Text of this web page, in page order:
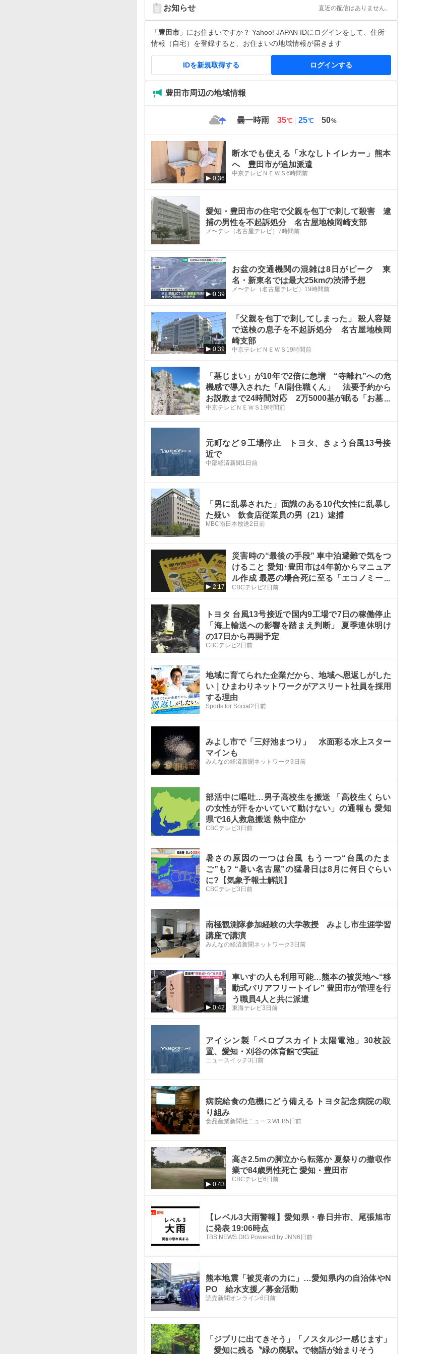
お知らせ 直近の配信はありません。
「豊田市 」にお住まいですか？ Yahoo! JAPAN IDにログインをして、住所
情報（自宅）を登録すると、お住まいの地域情報が届きます
IDを新規取得する ログインする
豊田市周辺の地域情報
曇一時雨
最
35℃
最
25℃ 50%
0:36
断水でも使える「水なしトイレカー」熊本
へ 豊田市が追加派遣
中京テレビＮＥＷＳ 6時間前
愛知・豊田市の住宅で父親を包丁で刺して殺害 逮
捕の男性を不起訴処分 名古屋地検岡崎支部
メ〜テレ（名古屋テレビ） 7時間前
0:39
お盆の交通機関の混雑は8日がピーク 東
名・新東名では最大25kmの渋滞予想
メ〜テレ（名古屋テレビ） 19時間前
0:39
「父親を包丁で刺してしまった」 殺人容疑
で送検の息子を不起訴処分 名古屋地検岡
崎支部
中京テレビＮＥＷＳ 19時間前
「墓じまい」が10年で2倍に急増 “寺離れ”への危
機感で導入された「AI副住職くん」 法要予約から
お説教まで24時間対応 2万5000基が眠る「お墓の
お墓」にも変化が
中京テレビＮＥＷＳ 19時間前
元町など９工場停止 トヨタ、きょう台風13号接
近で
中部経済新聞1日前
「男に乱暴された」面識のある10代女性に乱暴し
た疑い 飲食店従業員の男（21）逮捕
MBC南日本放送2日前
2:17
災害時の“最後の手段” 車中泊避難で気をつ
けること 愛知･豊田市は4年前からマニュア
ル作成 最悪の場合死に至る「エコノミーク
ラス症候群」にならないために
CBCテレビ2日前
トヨタ 台風13号接近で国内9工場で7日の稼働停止
「海上輸送への影響を踏まえ判断」 夏季連休明け
の17日から再開予定
CBCテレビ2日前
地域に育てられた企業だから、地域へ恩返しがした
い｜ひまわりネットワークがアスリート社員を採用
する理由
Sports for Social2日前
みよし市で「三好池まつり」 水面彩る水上スター
マインも
みんなの経済新聞ネットワーク3日前
部活中に嘔吐…男子高校生を搬送 「高校生くらい
の女性が汗をかいていて動けない」の通報も 愛知
県で16人救急搬送 熱中症か
CBCテレビ3日前
暑さの原因の一つは台風 もう一つ“台風のたま
ご”も? “暑い名古屋”の猛暑日は8月に何日ぐらい
に?【気象予報士解説】
CBCテレビ3日前
南極観測隊参加経験の大学教授 みよし市生涯学習
講座で講演
みんなの経済新聞ネットワーク3日前
0:42
車いすの人も利用可能…熊本の被災地へ“移
動式バリアフリートイレ” 豊田市が管理を行
う職員4人と共に派遣
東海テレビ3日前
アイシン製「ペロブスカイト太陽電池」30枚設
置、愛知・刈谷の体育館で実証
ニュースイッチ3日前
病院給食の危機にどう備える トヨタ記念病院の取
り組み
食品産業新聞社ニュースWEB5日前
0:43
高さ2.5mの脚立から転落か 夏祭りの撤収作
業で84歳男性死亡 愛知・豊田市
CBCテレビ6日前
【レベル3大雨警報】愛知県・春日井市、尾張旭市
に発表 19:06時点
TBS NEWS DIG Powered by JNN6日前
熊本地震「被災者の力に」…愛知県内の自治体やN
PO 給水支援／募金活動
読売新聞オンライン6日前
「ジブリに出てきそう」「ノスタルジー感じます」
愛知に残る〝緑の廃駅〟で物語が始まりそう